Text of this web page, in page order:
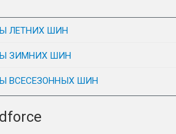
ЛЕТНИХ ШИН
ЗИМНИХ ШИН
ВСЕСЕЗОННЫХ ШИН